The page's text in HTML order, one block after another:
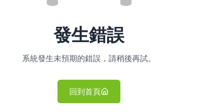
發生錯誤
系統發生未預期的錯誤，請稍後再試。
回到首頁